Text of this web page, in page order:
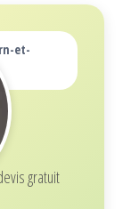
et-
gratuit